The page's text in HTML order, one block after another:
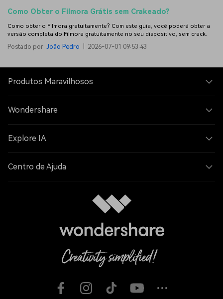
Como Obter o Filmora Grátis sem Crakeado?
Como obter o Filmora gratuitamente? Com este guia, você poderá obter a
versão completa do Filmora gratuitamente no seu dispositivo, sem crack.
Postado por João Pedro 2026-07-01 09:53:43
Produtos Maravilhosos
Wondershare
Explore IA
Centro de Ajuda